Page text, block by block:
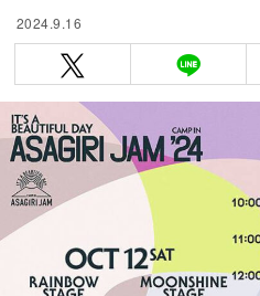
2024.9.16